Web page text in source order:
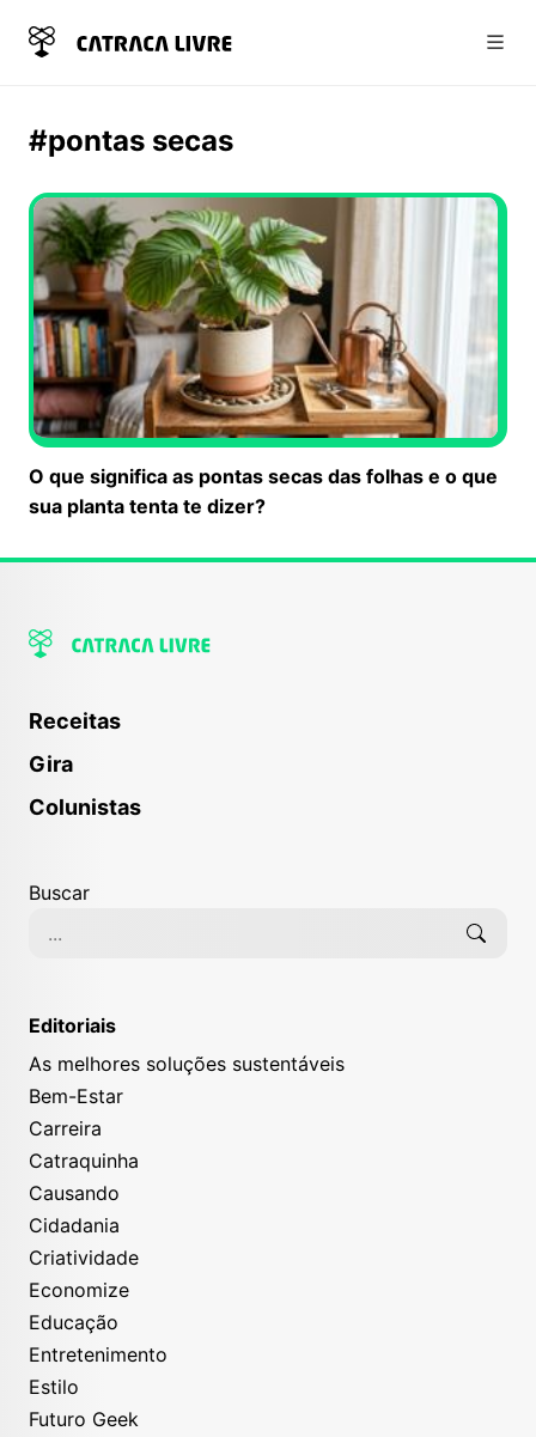
#pontas secas
O que significa as pontas secas das folhas e o que
sua planta tenta te dizer?
Receitas
Gira
Colunistas
Buscar
Editoriais
As melhores soluções sustentáveis
Bem-Estar
Carreira
Catraquinha
Causando
Cidadania
Criatividade
Economize
Educação
Entretenimento
Estilo
Futuro Geek